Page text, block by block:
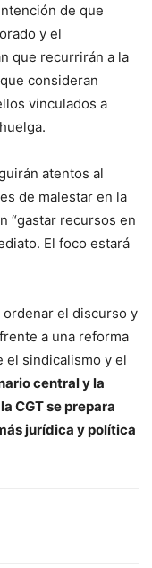
de que
y el
que recurrirán a la
consideran
vinculados a
atentos al
de malestar en la
“gastar recursos en
El foco estará
el discurso y
a una reforma
el sindicalismo y el
central y la
CGT se prepara
jurídica y política